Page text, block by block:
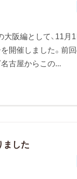
編として、11月1
開催しました。前
古屋からこの...
した